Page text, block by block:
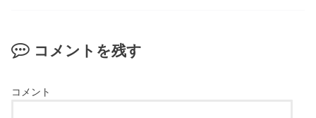
コメントを残す
コメント